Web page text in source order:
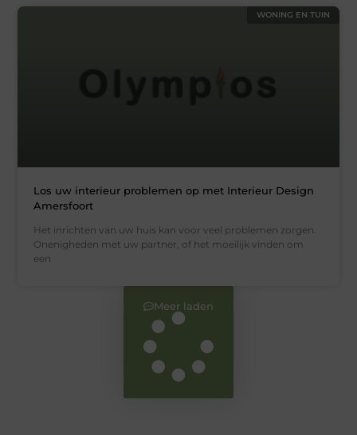
WONING EN TUIN
Los uw interieur problemen op met Interieur Design
Amersfoort
Het inrichten van uw huis kan voor veel problemen zorgen.
Onenigheden met uw partner, of het moeilijk vinden om
een
Meer laden